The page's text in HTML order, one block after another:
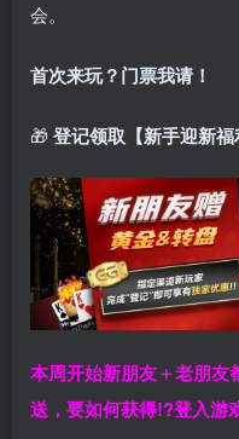
会。
首次来玩？门票我请！
🎁 登记领取【新手迎新福
本周开始新朋友＋老朋友
送，要如何获得!?登入游